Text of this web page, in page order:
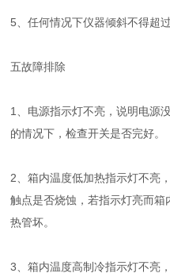
5、任何情况下仪器倾斜不得超过
五故障排除
1、电源指示灯不亮，说明电源
的情况下，检查开关是否完好。
2、箱内温度低加热指示灯不亮
触点是否烧蚀，若指示灯亮而箱
热管坏。
3、箱内温度高制冷指示灯不亮